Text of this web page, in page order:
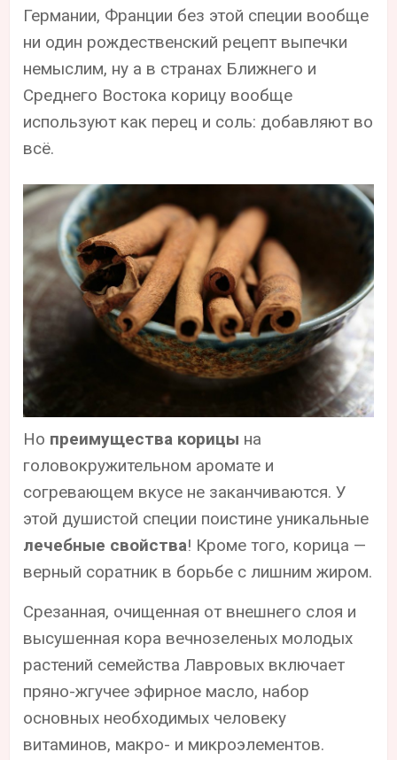
Германии, Франции без этой специи вообще
ни один рождественский рецепт выпечки
немыслим, ну а в странах Ближнего и
Среднего Востока корицу вообще
используют как перец и соль: добавляют во
всё.
Но преимущества корицы на
головокружительном аромате и
согревающем вкусе не заканчиваются. У
этой душистой специи поистине уникальные
лечебные свойства! Кроме того, корица —
верный соратник в борьбе с лишним жиром.
Срезанная, очищенная от внешнего слоя и
высушенная кора вечнозеленых молодых
растений семейства Лавровых включает
пряно-жгучее эфирное масло, набор
основных необходимых человеку
витаминов, макро- и микроэлементов.